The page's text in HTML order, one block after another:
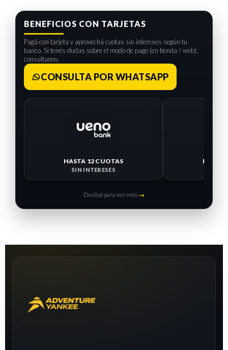
BENEFICIOS CON TARJETAS
Pagá con tarjeta y aprovechá cuotas sin intereses según tu
banco. Si tenés dudas sobre el modo de pago (en tienda / web),
consultanos.
CONSULTA POR WHATSAPP
HASTA 12 CUOTAS
SIN INTERESES
HASTA
Deslizá para ver más →